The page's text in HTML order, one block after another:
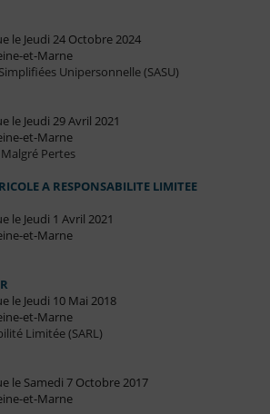
le Jeudi 24 Octobre 2024
et-Marne
Unipersonnelle (SASU)
le Jeudi 29 Avril 2021
et-Marne
Pertes
A RESPONSABILITE LIMITEE
le Jeudi 1 Avril 2021
et-Marne
le Jeudi 10 Mai 2018
et-Marne
Limitée (SARL)
le Samedi 7 Octobre 2017
et-Marne